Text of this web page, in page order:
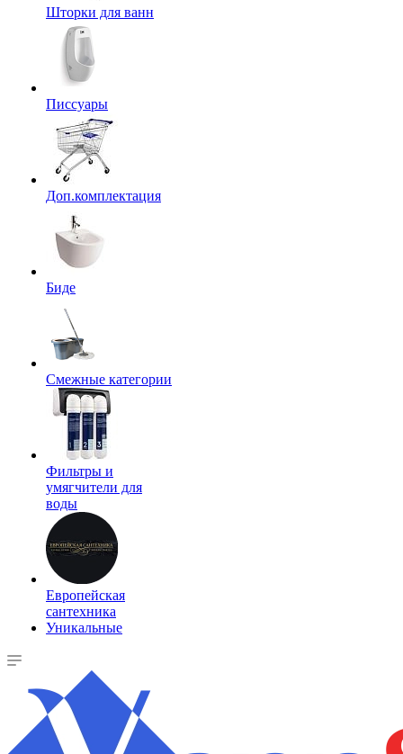
Шторки для ванн
Писсуары
Доп.комплектация
Биде
Смежные категории
Фильтры и
умягчители для
воды
Европейская
сантехника
Уникальные